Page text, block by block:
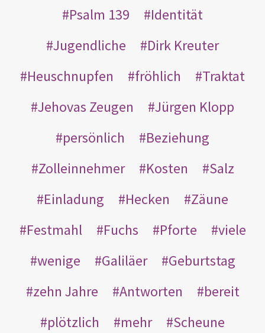
Psalm 139
Identität
Jugendliche
Dirk Kreuter
Heuschnupfen
fröhlich
Traktat
Jehovas Zeugen
Jürgen Klopp
persönlich
Beziehung
Zolleinnehmer
Kosten
Salz
Einladung
Hecken
Zäune
Festmahl
Fuchs Pforte
viele
wenige
Galiläer
Geburtstag
zehn Jahre
Antworten
bereit
plötzlich
mehr Scheune